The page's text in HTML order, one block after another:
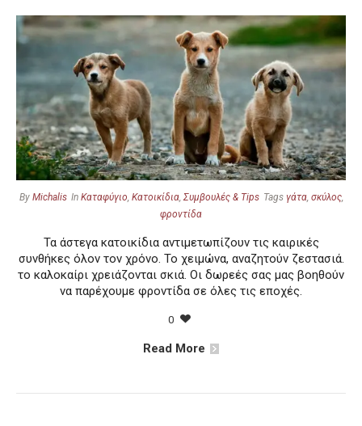
By Michalis In Καταφύγιο, Κατοικίδια,Συμβουλές & Tips Tags γάτα, σκύλος,
φροντίδα
Τα άστεγα κατοικίδια αντιμετωπίζουν τις καιρικές
συνθήκες όλον τον χρόνο. Το χειμώνα, αναζητούν ζεστασιά.
το καλοκαίρι χρειάζονται σκιά. Οι δωρεές σας μας βοηθούν
να παρέχουμε φροντίδα σε όλες τις εποχές.
0
Read More